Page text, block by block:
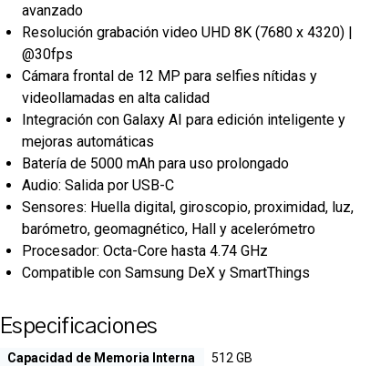
avanzado
Resolución grabación video UHD 8K (7680 x 4320) |
@30fps
Cámara frontal de 12 MP para selfies nítidas y
videollamadas en alta calidad
Integración con Galaxy AI para edición inteligente y
mejoras automáticas
Batería de 5000 mAh para uso prolongado
Audio: Salida por USB-C
Sensores: Huella digital, giroscopio, proximidad, luz,
barómetro, geomagnético, Hall y acelerómetro
Procesador: Octa-Core hasta 4.74 GHz
Compatible con Samsung DeX y SmartThings
Especificaciones
Capacidad de Memoria Interna
512 GB